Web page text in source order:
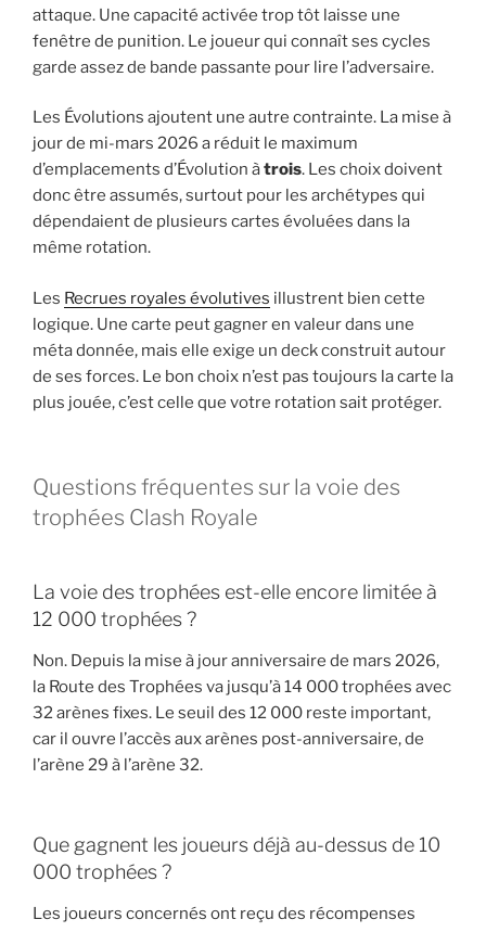
attaque. Une capacité activée trop tôt laisse une
fenêtre de punition. Le joueur qui connaît ses cycles
garde assez de bande passante pour lire l’adversaire.
Les Évolutions ajoutent une autre contrainte. La mise à
jour de mi-mars 2026 a réduit le maximum
d’emplacements d’Évolution àtrois. Les choix doivent
donc être assumés, surtout pour les archétypes qui
dépendaient de plusieurs cartes évoluées dans la
même rotation.
Les Recrues royales évolutives illustrent bien cette
logique. Une carte peut gagner en valeur dans une
méta donnée, mais elle exige un deck construit autour
de ses forces. Le bon choix n’est pas toujours la carte la
plus jouée, c’est celle que votre rotation sait protéger.
Questions fréquentes sur la voie des
trophées Clash Royale
La voie des trophées est-elle encore limitée à
12 000 trophées ?
Non. Depuis la mise à jour anniversaire de mars 2026,
la Route des Trophées va jusqu’à 14 000 trophées avec
32 arènes fixes. Le seuil des 12 000 reste important,
car il ouvre l’accès aux arènes post-anniversaire, de
l’arène 29 à l’arène 32.
Que gagnent les joueurs déjà au-dessus de 10
000 trophées ?
Les joueurs concernés ont reçu des récompenses